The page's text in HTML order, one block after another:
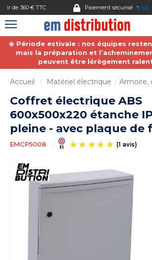
Paiement sécurisé
☀️ Période estivale : nos équipes
mais la préparation et
peuvent être lérègement
Accueil Matériel électrique Armoire,
Coffret électrique ABS
600x500x220 étanche
pleine - avec plaque de
EMCP5008
Gestion des cookies